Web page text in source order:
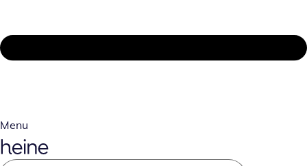
Menu